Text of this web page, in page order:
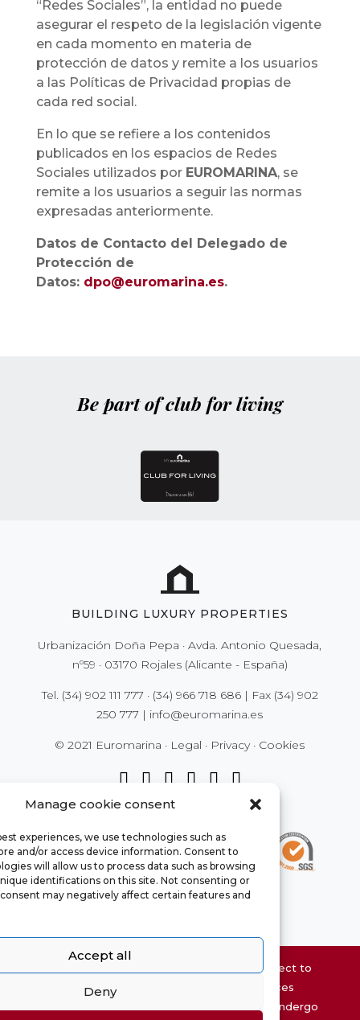
Manage cookie consent
experiences, we use technologies such as
and/or access device information. Consent to
will allow us to process data such as browsing
identifications on this site. Not consenting or
may negatively affect certain features and
Accept all
Deny
“Redes Sociales”, la entidad no puede
asegurar el respeto de la legislación vigente
en cada momento en materia de
protección de datos y remite a los usuarios
a las Políticas de Privacidad propias de
cada red social.
En lo que se refiere a los contenidos
publicados en los espacios de Redes
Sociales utilizados por EUROMARINA, se
remite a los usuarios a seguir las normas
expresadas anteriormente.
Datos de Contacto del Delegado de
Protección de
Datos: dpo@euromarina.es.
Be part of club for living
BUILDING LUXURY PROPERTIES
Urbanización Doña Pepa · Avda. Antonio Quesada,
nº59 · 03170 Rojales (Alicante - España)
Tel. (34) 902 111 777 · (34) 966 718 686| Fax (34) 902
250 777 | info@euromarina.es
© 2021 Euromarina · Legal · Privacy· Cookies
Website property information may be subject to
errors and is not contractual. The surfaces
expressed are approximate, being able to undergo